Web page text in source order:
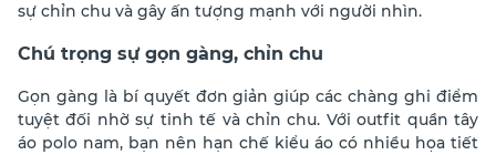
sự chỉn chu và gây ấn tượng mạnh với người nhìn.
Chú trọng sự gọn gàng, chỉn chu
Gọn gàng là bí quyết đơn giản giúp các chàng ghi điểm
tuyệt đối nhờ sự tinh tế và chỉn chu. Với outfit quần tây
áo polo nam, bạn nên hạn chế kiểu áo có nhiều họa tiết